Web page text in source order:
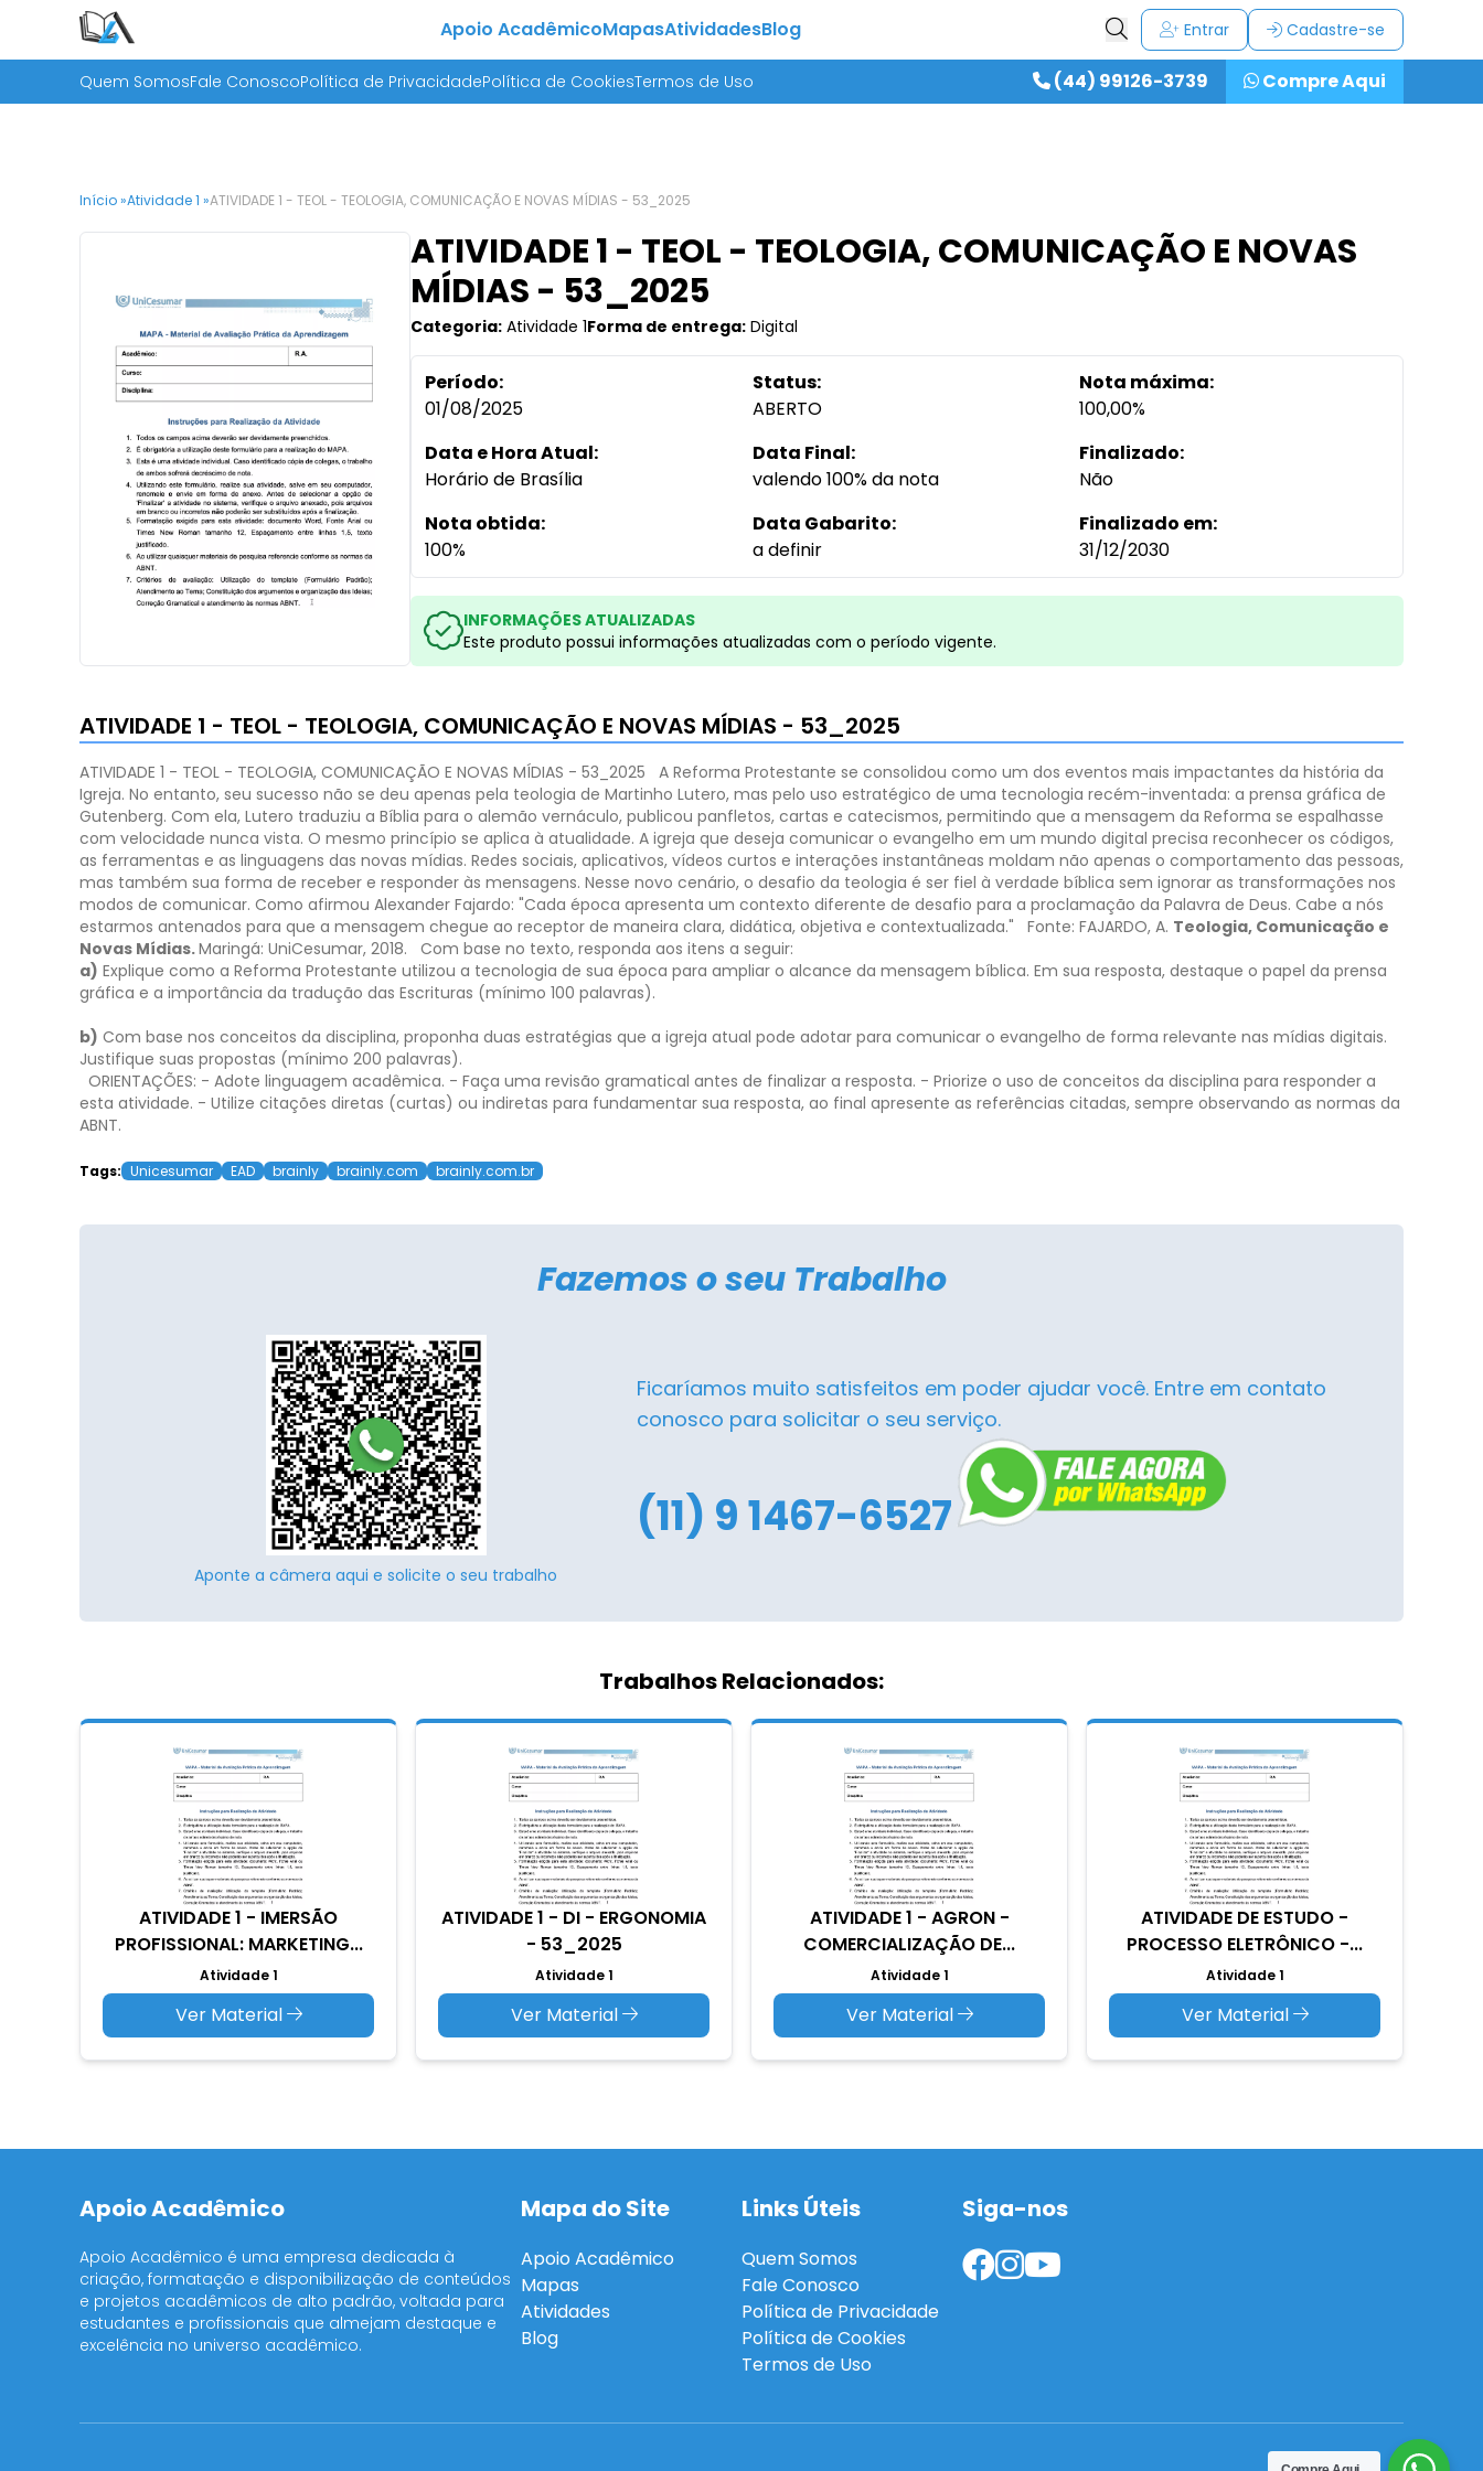
Apoio AcadêmicoMapasAtividadesBlog Entrar Cadastre-se
Quem SomosFale ConoscoPolítica de PrivacidadePolítica de CookiesTermos de Uso (44) 99126-3739 Compre Aqui
Início »Atividade 1 »ATIVIDADE 1 - TEOL - TEOLOGIA, COMUNICAÇÃO E NOVAS MÍDIAS - 53_2025
ATIVIDADE 1 - TEOL - TEOLOGIA, COMUNICAÇÃO E NOVAS
MÍDIAS - 53_2025
Categoria: Atividade 1Forma de entrega: Digital
Período:
01/08/2025
Status:
ABERTO
Nota máxima:
100,00%
Data e Hora Atual:
Horário de Brasília
Data Final:
valendo 100% da nota
Finalizado:
Não
Nota obtida:
100%
Data Gabarito:
a definir
Finalizado em:
31/12/2030
INFORMAÇÕES ATUALIZADAS
Este produto possui informações atualizadas com o período vigente.
ATIVIDADE 1 - TEOL - TEOLOGIA, COMUNICAÇÃO E NOVAS MÍDIAS - 53_2025
ATIVIDADE 1 - TEOL - TEOLOGIA, COMUNICAÇÃO E NOVAS MÍDIAS - 53_2025
A Reforma Protestante se consolidou como um dos eventos mais impactantes da história da
Igreja. No entanto, seu sucesso não se deu apenas pela teologia de Martinho Lutero, mas pelo uso estratégico de uma tecnologia recém-inventada: a prensa gráfica de
Gutenberg. Com ela, Lutero traduziu a Bíblia para o alemão vernáculo, publicou panfletos, cartas e catecismos, permitindo que a mensagem da Reforma se espalhasse
com velocidade nunca vista. O mesmo princípio se aplica à atualidade. A igreja que deseja comunicar o evangelho em um mundo digital precisa reconhecer os códigos,
as ferramentas e as linguagens das novas mídias. Redes sociais, aplicativos, vídeos curtos e interações instantâneas moldam não apenas o comportamento das pessoas,
mas também sua forma de receber e responder às mensagens. Nesse novo cenário, o desafio da teologia é ser fiel à verdade bíblica sem ignorar as transformações nos
modos de comunicar. Como afirmou Alexander Fajardo: "Cada época apresenta um contexto diferente de desafio para a proclamação da Palavra de Deus. Cabe a nós
estarmos antenados para que a mensagem chegue ao receptor de maneira clara, didática, objetiva e contextualizada."
Fonte: FAJARDO, A. Teologia, Comunicação e
Novas Mídias.Maringá: UniCesumar, 2018.
Com base no texto, responda aos itens a seguir:
a) Explique como a Reforma Protestante utilizou a tecnologia de sua época para ampliar o alcance da mensagem bíblica. Em sua resposta, destaque o papel da prensa
gráfica e a importância da tradução das Escrituras (mínimo 100 palavras).
b) Com base nos conceitos da disciplina, proponha duas estratégias que a igreja atual pode adotar para comunicar o evangelho de forma relevante nas mídias digitais.
Justifique suas propostas (mínimo 200 palavras).
ORIENTAÇÕES: - Adote linguagem acadêmica. - Faça uma revisão gramatical antes de finalizar a resposta. - Priorize o uso de conceitos da disciplina para responder a
esta atividade. - Utilize citações diretas (curtas) ou indiretas para fundamentar sua resposta, ao final apresente as referências citadas, sempre observando as normas da
ABNT.
Tags: Unicesumar EAD brainly brainly.com brainly.com.br
Fazemos o seu Trabalho
Aponte a câmera aqui e solicite o seu trabalho
Ficaríamos muito satisfeitos em poder ajudar você. Entre em contato
conosco para solicitar o seu serviço.
(11) 9 1467-6527
Trabalhos Relacionados:
ATIVIDADE 1 - IMERSÃO
PROFISSIONAL: MARKETING...
Atividade 1
Ver Material
ATIVIDADE 1 - DI - ERGONOMIA
- 53_2025
Atividade 1
Ver Material
ATIVIDADE 1 - AGRON -
COMERCIALIZAÇÃO DE...
Atividade 1
Ver Material
ATIVIDADE DE ESTUDO -
PROCESSO ELETRÔNICO -...
Atividade 1
Ver Material
Apoio Acadêmico
Apoio Acadêmico é uma empresa dedicada à
criação, formatação e disponibilização de conteúdos
e projetos acadêmicos de alto padrão, voltada para
estudantes e profissionais que almejam destaque e
excelência no universo acadêmico.
Mapa do Site
Apoio Acadêmico
Mapas
Atividades
Blog
Links Úteis
Quem Somos
Fale Conosco
Política de Privacidade
Política de Cookies
Termos de Uso
Siga-nos